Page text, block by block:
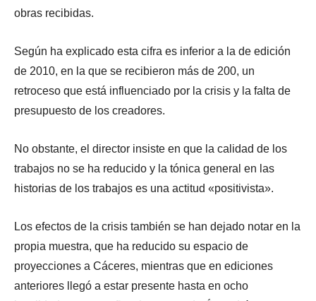
obras recibidas.
Según ha explicado esta cifra es inferior a la de edición
de 2010, en la que se recibieron más de 200, un
retroceso que está influenciado por la crisis y la falta de
presupuesto de los creadores.
No obstante, el director insiste en que la calidad de los
trabajos no se ha reducido y la tónica general en las
historias de los trabajos es una actitud «positivista».
Los efectos de la crisis también se han dejado notar en la
propia muestra, que ha reducido su espacio de
proyecciones a Cáceres, mientras que en ediciones
anteriores llegó a estar presente hasta en ocho